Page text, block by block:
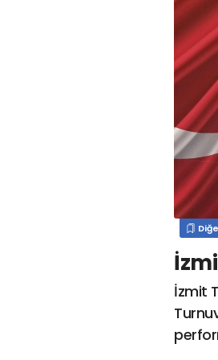
mert
cengiz
#
eleke
metin
İzmit